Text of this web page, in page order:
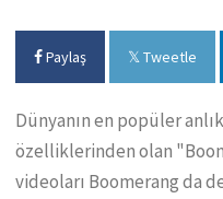
Paylaş Tweetle
Dünyanın en popüler
özelliklerinden olan
videoları Boomerang da